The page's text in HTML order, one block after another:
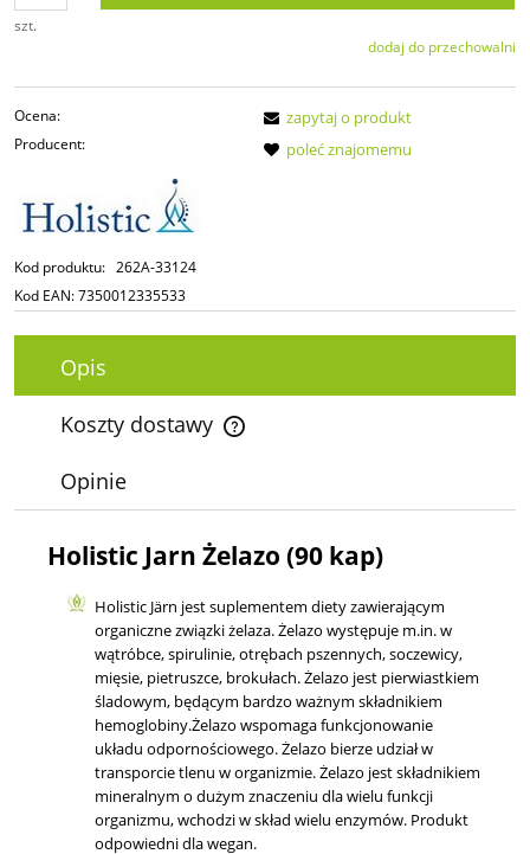
szt.
dodaj do przechowalni
Ocena:
Producent:
Kod produktu: 262A-33124
Kod EAN:7350012335533
zapytaj o produkt
poleć znajomemu
Opis
Koszty dostawy
Cena nie zawiera ewentualnych kosztów płatności
Opinie
Holistic Jarn Żelazo (90 kap)
Holistic Järn jest suplementem diety zawierającym
organiczne związki żelaza. Żelazo występuje m.in. w
wątróbce, spirulinie, otrębach pszennych, soczewicy,
mięsie, pietruszce, brokułach. Żelazo jest pierwiastkiem
śladowym, będącym bardzo ważnym składnikiem
hemoglobiny.Żelazo wspomaga funkcjonowanie
układu odpornościowego. Żelazo bierze udział w
transporcie tlenu w organizmie. Żelazo jest składnikiem
mineralnym o dużym znaczeniu dla wielu funkcji
organizmu, wchodzi w skład wielu enzymów. Produkt
odpowiedni dla wegan.